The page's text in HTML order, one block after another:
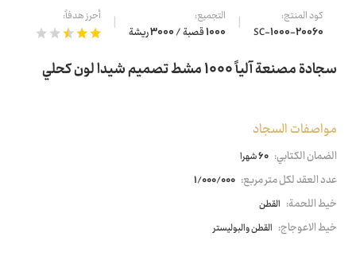
كود المنتج:
SC-1000-20060
التجميع:
1000 قصبة / 3000 ريشة
أحرز هدفاً:
سجادة مصنعة آلياً 1000 مشط تصميم شيدا لون كحلي
مواصفات السجاد
الضمان الكتابي: 60 شهرا
عدد العقد لكل متر مربع: 1/000/000
خيط اللحمة: القطن
خيط الاعوجاج: القطن والبوليستر